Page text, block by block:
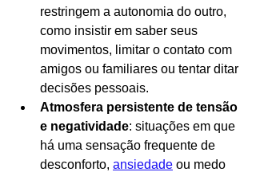
restringem a autonomia do outro,
como insistir em saber seus
movimentos, limitar o contato com
amigos ou familiares ou tentar ditar
decisões pessoais.
Atmosfera persistente de tensão
e negatividade: situações em que
há uma sensação frequente de
desconforto, ansiedade ou medo